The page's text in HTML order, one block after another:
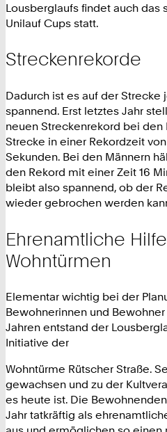
Lousberglaufs findet auch das
Unilauf Cups statt.
Streckenrekorde
Dadurch ist es auf der Strecke
spannend. Erst letztes Jahr
neuen Streckenrekord bei den
Strecke in einer Rekordzeit
Sekunden. Bei den Männern
den Rekord mit einer Zeit 16
bleibt also spannend, ob der
wieder gebrochen werden
Ehrenamtliche
Wohntürmen
Elementar wichtig bei der
Bewohnerinnen und
Jahren entstand der
Initiative der
Wohntürme Rütscher Straße.
gewachsen und zu der
es heute ist. Die
Jahr tatkräftig als